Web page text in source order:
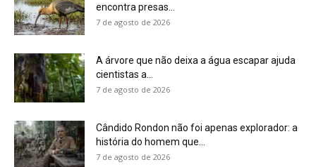
encontra presas...
7 de agosto de 2026
A árvore que não deixa a água escapar ajuda
cientistas a...
7 de agosto de 2026
Cândido Rondon não foi apenas explorador: a
história do homem que...
7 de agosto de 2026